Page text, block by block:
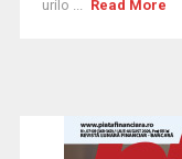
urilo ... Read More